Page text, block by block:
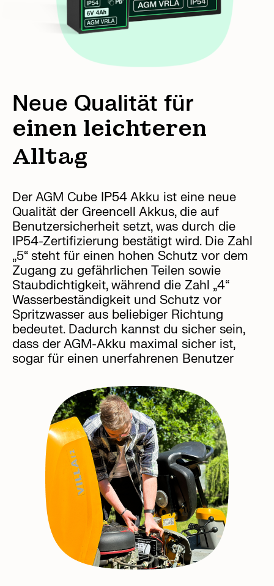
Neue Qualität für
einen leichteren
Alltag
Der AGM Cube IP54 Akku ist eine neue
Qualität der Greencell Akkus, die auf
Benutzersicherheit setzt, was durch die
IP54-Zertifizierung bestätigt wird. Die Zahl
„5“ steht für einen hohen Schutz vor dem
Zugang zu gefährlichen Teilen sowie
Staubdichtigkeit, während die Zahl „4“
Wasserbeständigkeit und Schutz vor
Spritzwasser aus beliebiger Richtung
bedeutet. Dadurch kannst du sicher sein,
dass der AGM-Akku maximal sicher ist,
sogar für einen unerfahrenen Benutzer